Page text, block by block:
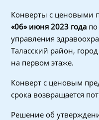
Конверты с ценовыми
«06»июня 2023 года
управления
Таласский район,
на первом этаже.
Конверт с ценовым
срока возвращается
Решение об